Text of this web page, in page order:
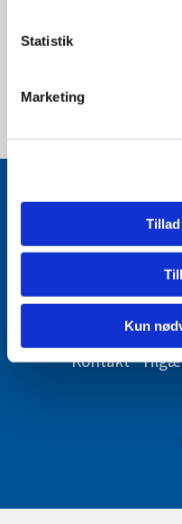
Statistik
Marketing
Kun
Livets milepæle
kirke
Kontakt